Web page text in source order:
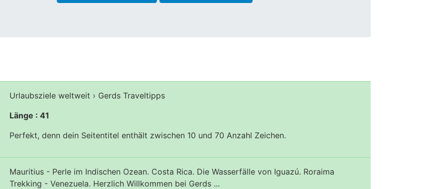
Urlaubsziele weltweit › Gerds Traveltipps
Länge : 41
Perfekt, denn dein Seitentitel enthält zwischen 10 und 70 Anzahl Zeichen.
Mauritius - Perle im Indischen Ozean. Costa Rica. Die Wasserfälle von Iguazú. Roraima
Trekking - Venezuela. Herzlich Willkommen bei Gerds ...